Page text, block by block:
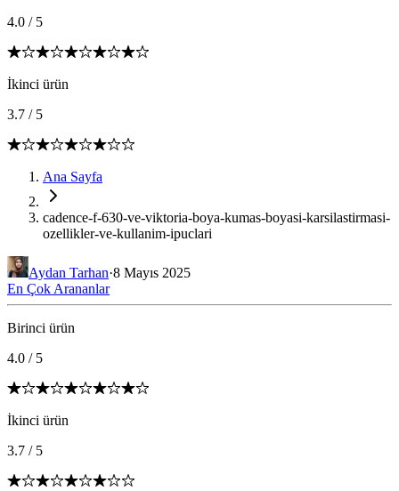
4.0 / 5
İkinci ürün
3.7 / 5
Ana Sayfa
cadence-f-630-ve-viktoria-boya-kumas-boyasi-karsilastirmasi-
ozellikler-ve-kullanim-ipuclari
Aydan Tarhan·8 Mayıs 2025
En Çok Arananlar
Birinci ürün
4.0 / 5
İkinci ürün
3.7 / 5